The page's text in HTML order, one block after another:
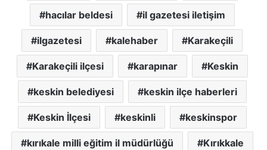
hacılar beldesi il gazetesi iletişim
ilgazetesi kalehaber Karakeçili
Karakeçili ilçesi karapınar Keskin
keskin belediyesi keskin ilçe haberleri
Keskin İlçesi keskinli keskinspor
kırıkale milli eğitim il müdürlüğü Kırıkkale